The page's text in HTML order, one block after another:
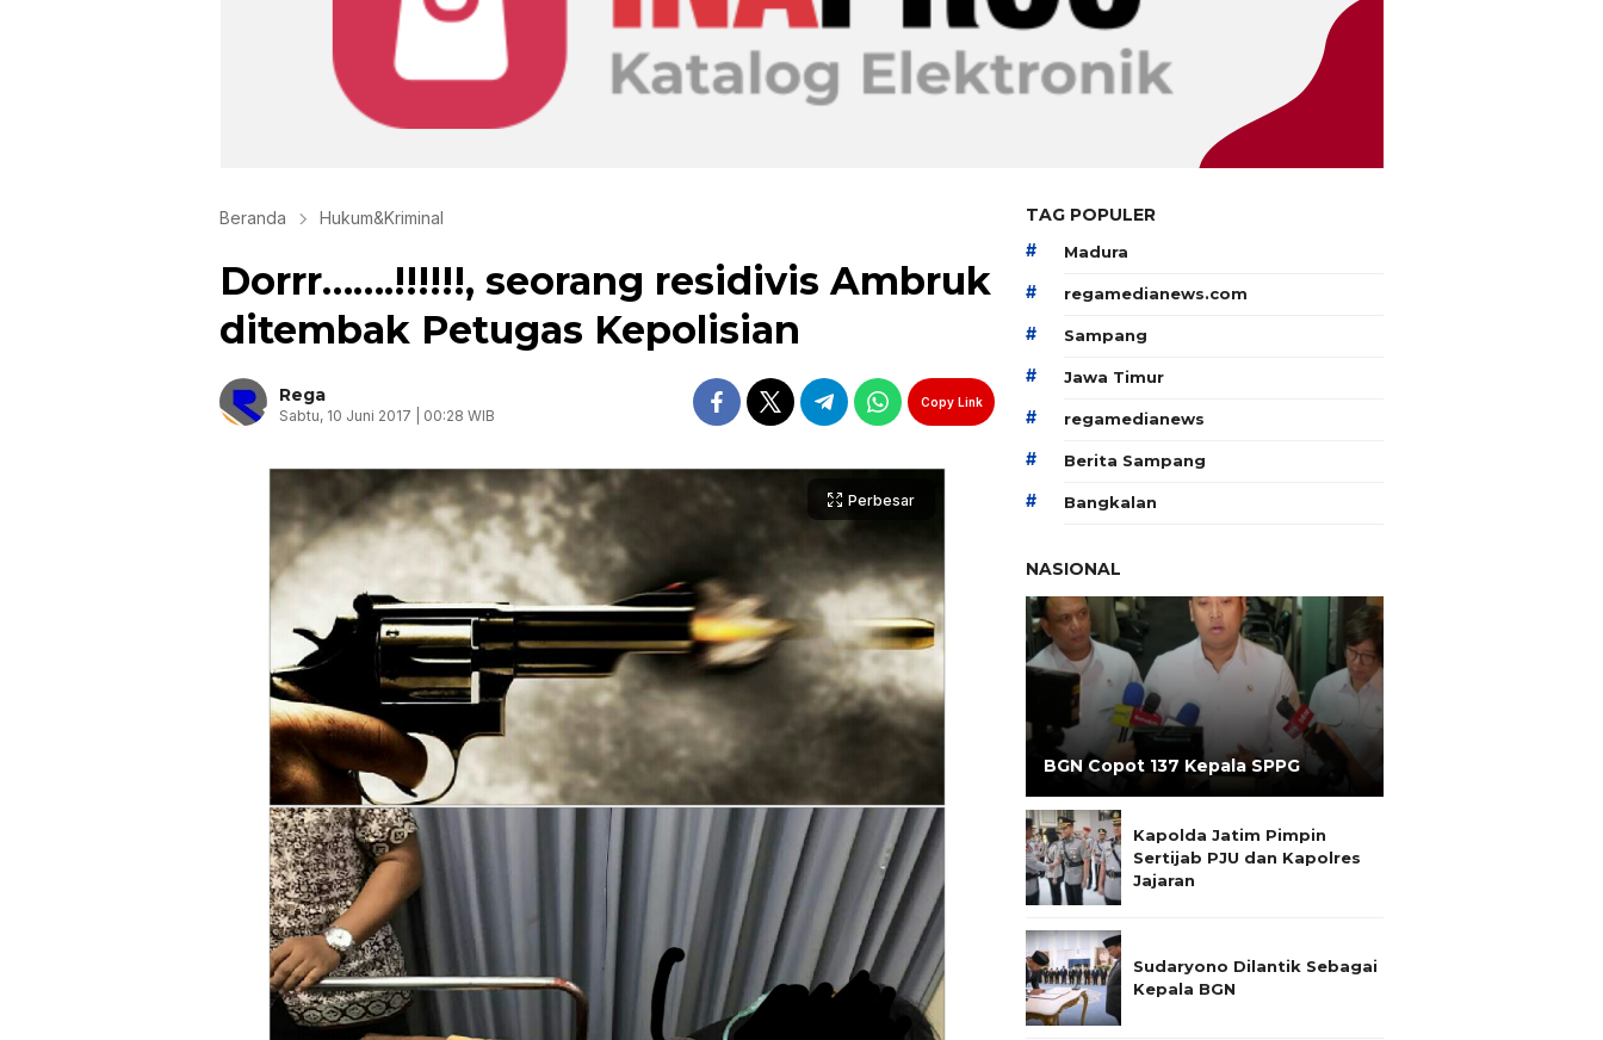
Beranda Hukum&Kriminal
Dorrr…….!!!!!!, seorang residivis Ambruk
ditembak Petugas Kepolisian
Rega
Sabtu, 10 Juni 2017 | 00:28 WIB
Copy Link
Perbesar
TAG POPULER
# Madura
# regamedianews.com
# Sampang
# Jawa Timur
# regamedianews
# Berita Sampang
# Bangkalan
NASIONAL
BGN Copot 137 Kepala SPPG
Kapolda Jatim Pimpin
Sertijab PJU dan Kapolres
Jajaran
Sudaryono Dilantik Sebagai
Kepala BGN